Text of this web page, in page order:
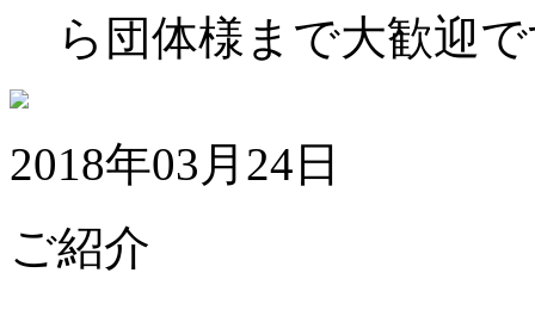
ら団体様まで大歓迎
2018年03月24日
ご紹介